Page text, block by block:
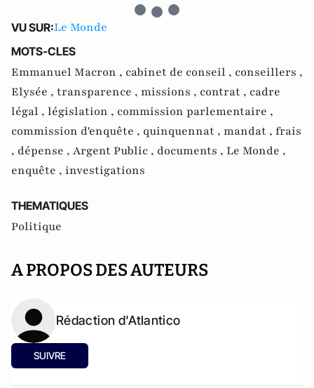
VU SUR:Le Monde
MOTS-CLES
Emmanuel Macron , cabinet de conseil , conseillers ,
Elysée , transparence , missions , contrat , cadre
légal , législation , commission parlementaire ,
commission d'enquête , quinquennat , mandat , frais
, dépense , Argent Public , documents , Le Monde ,
enquête , investigations
THEMATIQUES
Politique
A PROPOS DES AUTEURS
Rédaction d'Atlantico
SUIVRE